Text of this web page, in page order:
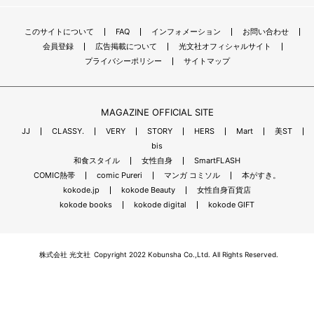
このサイトについて FAQ インフォメーション
お問い合わせ
会員登録
広告掲載について
光文社オフィシャルサイト
プライバシーポリシー
サイトマップ
MAGAZINE OFFICIAL SITE
JJ CLASSY. VERY STORY HERS Mart
美ST
bis
和食スタイル
女性自身
SmartFLASH
COMIC熱帯
comic Pureri マンガ コミソル
本がすき。
kokode.jp
kokode Beauty
女性自身百貨店
kokode books
kokode digital kokode GIFT
株式会社 光文社 Copyright 2022 Kobunsha Co.,Ltd. All Rights Reserved.